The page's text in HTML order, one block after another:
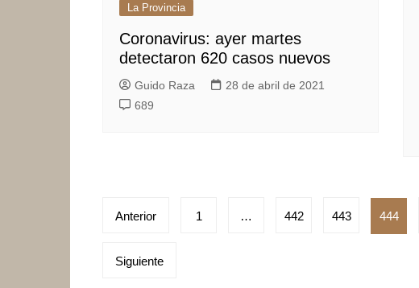
La Provincia
Coronavirus: ayer martes
detectaron 620 casos nuevos
Guido Raza
28 de abril de 2021
689
Paginación
entradas
Anterior 1 … 442 443 444
Siguiente